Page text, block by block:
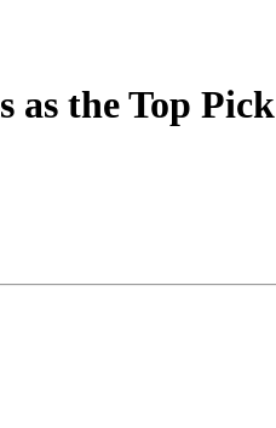
as the Top Pick